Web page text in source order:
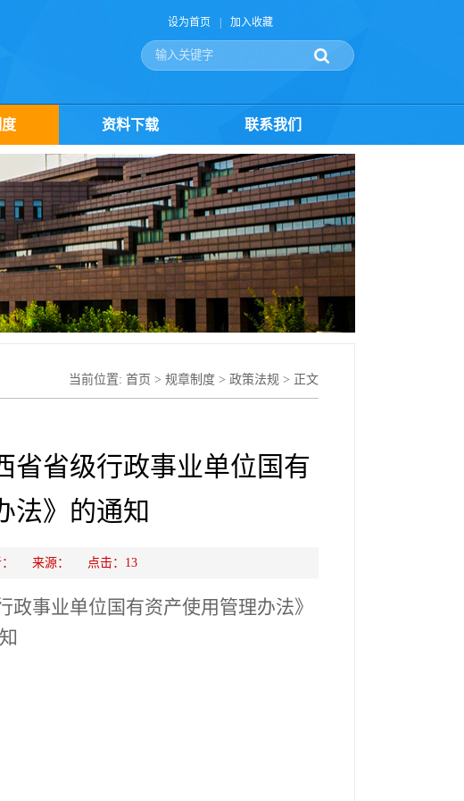
设为首页 加入收藏
资料下载 联系我们
当前位置: 首页 > 规章制度 > 政策法规 > 正文
省省级行政事业单位国有
法》的通知
： 来源： 点击： 13
事业单位国有资产使用管理办法》